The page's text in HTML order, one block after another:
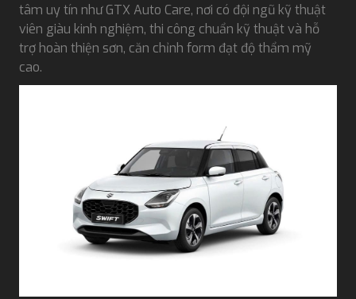
tâm uy tín như GTX Auto Care, nơi có đội ngũ kỹ thuật
viên giàu kinh nghiệm, thi công chuẩn kỹ thuật và hỗ
trợ hoàn thiện sơn, căn chỉnh form đạt độ thẩm mỹ
cao.